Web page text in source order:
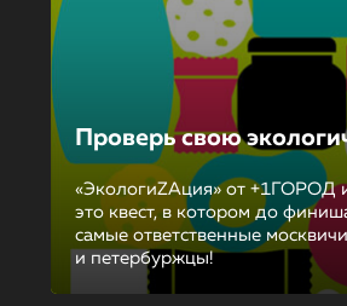
Проверь свою
«ЭкологиZAция» от +1ГОРОД
это квест, в котором до
самые ответственные москвичи
и петербуржцы!